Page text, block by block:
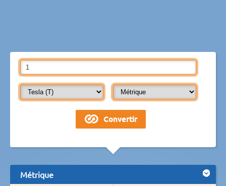
Métrique